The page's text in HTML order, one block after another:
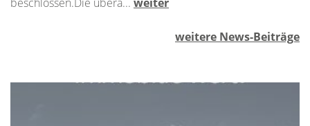
weitere News-Beiträge